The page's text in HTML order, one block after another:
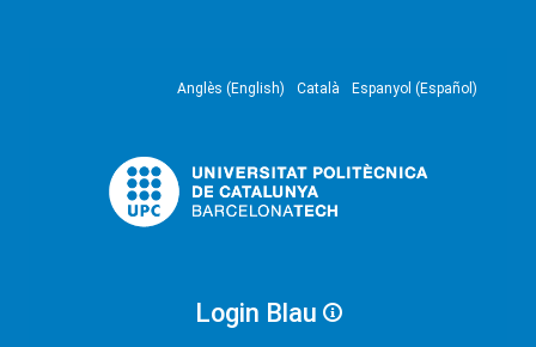
Anglès (English) Català Espanyol (Español)
Login Blau